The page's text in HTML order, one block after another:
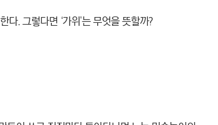
다. 그렇다면 ‘가위’는 무엇을 뜻할까?